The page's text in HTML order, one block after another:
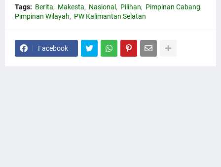
Tags: Berita Makesta Nasional Pilihan
Pimpinan Cabang
Pimpinan Wilayah
PW Kalimantan Selatan
Facebook